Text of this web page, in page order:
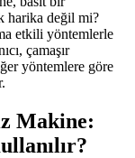
harika değil mi?
etkili yöntemlerle
çamaşır
yöntemlere göre
Makine: